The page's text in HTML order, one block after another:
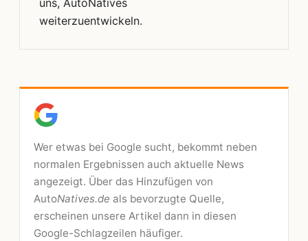
uns, AutoNatives
weiterzuentwickeln.
Wer etwas bei Google sucht, bekommt neben
normalen Ergebnissen auch aktuelle News
angezeigt. Über das Hinzufügen von
AutoNatives.de als bevorzugte Quelle,
erscheinen unsere Artikel dann in diesen
Google-Schlagzeilen häufiger.